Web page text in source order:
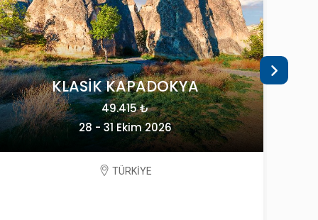
KLASİK KAPADOKYA
49.415 ₺
28 - 31 Ekim 2026
TÜRKİYE